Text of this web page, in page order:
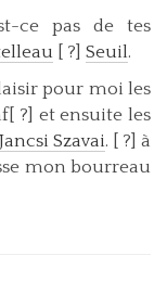
ce pas de tes
[ ?] Seuil.
pour moi les
?] et ensuite les
Jancsi Szavai. [ ?] à
mon bourreau